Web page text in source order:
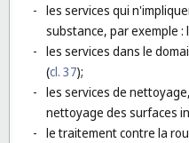
- les services qui
substance, par exemple
- les services dans le
(cl. 37);
- les services de
nettoyage des surfaces
- le traitement contre la